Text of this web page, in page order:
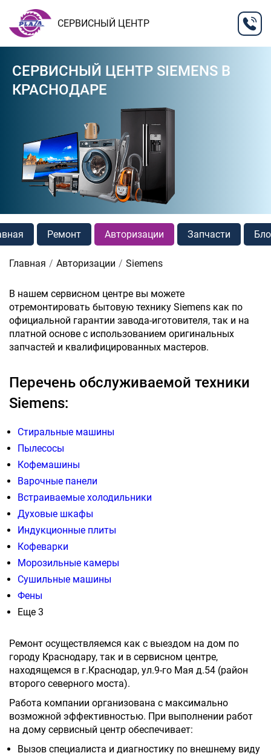
СЕРВИСНЫЙ ЦЕНТР
СЕРВИСНЫЙ ЦЕНТР SIEMENS В
КРАСНОДАРЕ
Ремонт Авторизации Запчасти
Главная Авторизации Siemens
В нашем сервисном центре вы можете
отремонтировать бытовую технику Siemens как по
официальной гарантии завода-иготовителя, так и на
платной основе с использованием оригинальных
запчастей и квалифицированных мастеров.
Перечень обслуживаемой техники
Siemens:
Стиральные машины
Пылесосы
Кофемашины
Варочные панели
Встраиваемые холодильники
Духовые шкафы
Индукционные плиты
Кофеварки
Морозильные камеры
Сушильные машины
Фены
Еще 3
Ремонт осуществляемся как с выездом на дом по
городу Краснодару, так и в сервисном центре,
находящемся в г.Краснодар, ул.9-го Мая д.54 (район
второго северного моста).
Работа компании организована с максимально
возможной эффективностью. При выполнении работ
на дому сервисный центр обеспечивает:
Вызов специалиста и диагностику по внешнему виду